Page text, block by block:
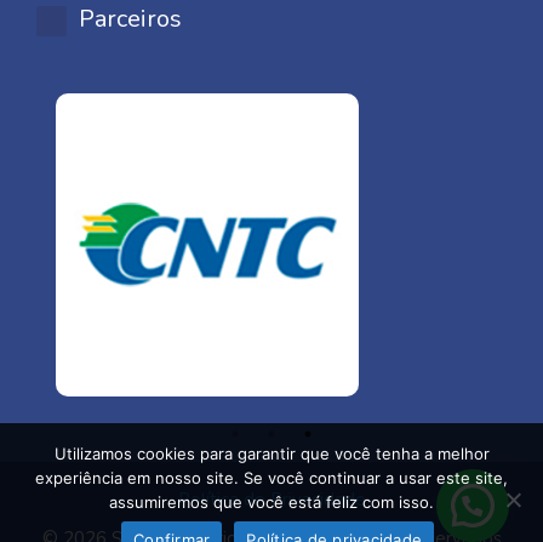
Parceiros
Política de Privacidade
Utilizamos cookies para garantir que você tenha a melhor
experiência em nosso site. Se você continuar a usar este site,
assumiremos que você está feliz com isso.